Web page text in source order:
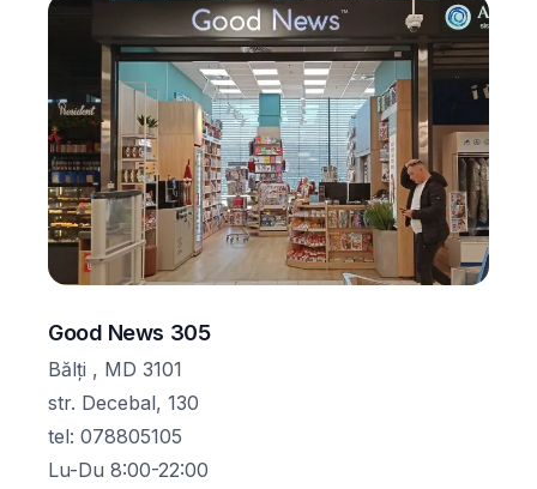
Good News 305
Bălţi , MD 3101
str. Decebal, 130
tel: 078805105
Lu-Du 8:00-22:00